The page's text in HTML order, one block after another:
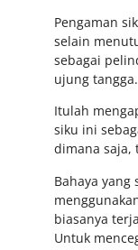
Pengaman
selain
sebagai
ujung tangga.
Itulah
siku ini
dimana saja,
Bahaya
biasanya
Untuk